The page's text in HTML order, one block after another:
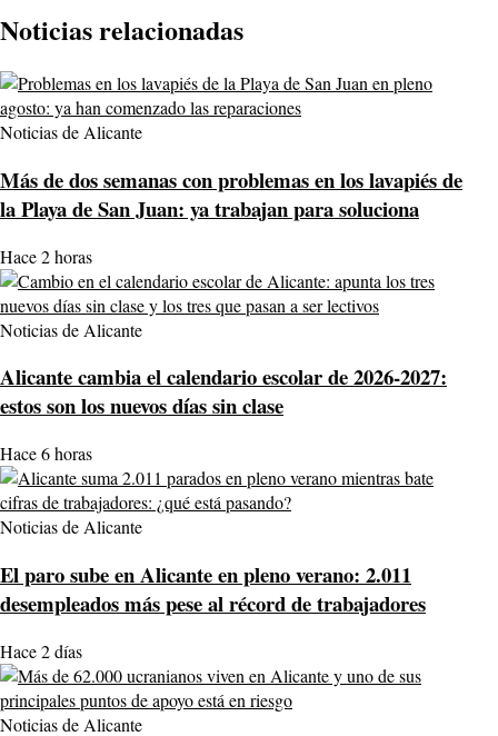
Noticias relacionadas
Noticias de Alicante
Más de dos semanas con problemas en los lavapiés de
la Playa de San Juan: ya trabajan para soluciona
Hace 2 horas
Noticias de Alicante
Alicante cambia el calendario escolar de 2026-2027:
estos son los nuevos días sin clase
Hace 6 horas
Noticias de Alicante
El paro sube en Alicante en pleno verano: 2.011
desempleados más pese al récord de trabajadores
Hace 2 días
Noticias de Alicante